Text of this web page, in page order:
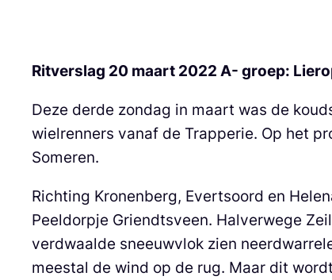
Ritverslag 20 maart 2022 A- groep:
Deze derde zondag in maart was de
wielrenners vanaf de Trapperie. Op het
Someren.
Richting Kronenberg, Evertsoord en
Peeldorpje Griendtsveen. Halverwege
verdwaalde sneeuwvlok zien
meestal de wind op de rug. Maar dit